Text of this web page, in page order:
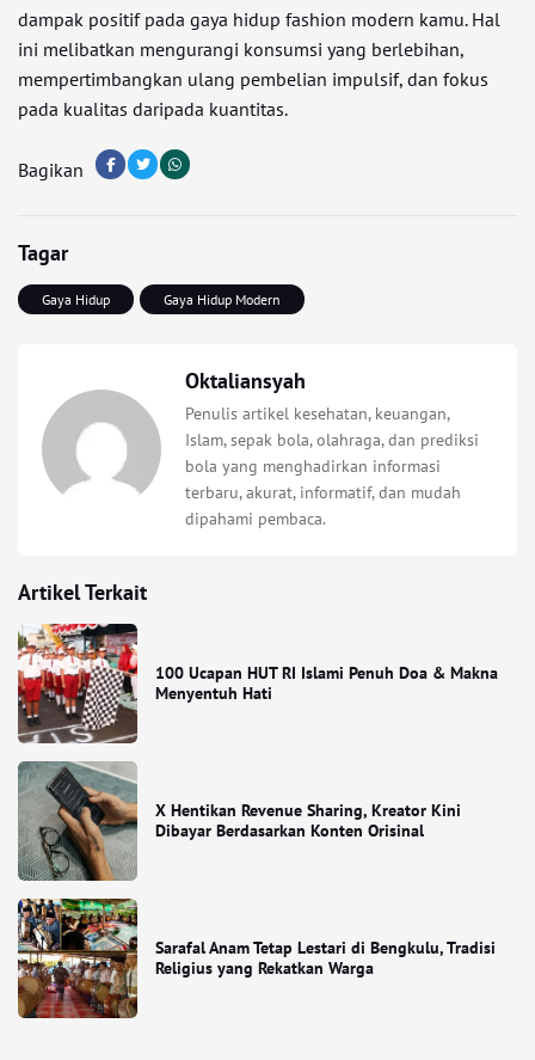
dampak positif pada gaya hidup fashion modern kamu. Hal
ini melibatkan mengurangi konsumsi yang berlebihan,
mempertimbangkan ulang pembelian impulsif, dan fokus
pada kualitas daripada kuantitas.
Bagikan
Tagar
Gaya Hidup Gaya Hidup Modern
Oktaliansyah
Penulis artikel kesehatan, keuangan,
Islam, sepak bola, olahraga, dan prediksi
bola yang menghadirkan informasi
terbaru, akurat, informatif, dan mudah
dipahami pembaca.
Artikel Terkait
100 Ucapan HUT RI Islami Penuh Doa & Makna
Menyentuh Hati
X Hentikan Revenue Sharing, Kreator Kini
Dibayar Berdasarkan Konten Orisinal
Sarafal Anam Tetap Lestari di Bengkulu, Tradisi
Religius yang Rekatkan Warga